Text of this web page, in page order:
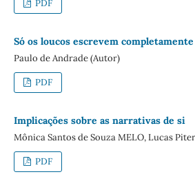
PDF
Só os loucos escrevem completamente
Paulo de Andrade (Autor)
PDF
Implicações sobre as narrativas de si
Mônica Santos de Souza MELO, Lucas
PDF